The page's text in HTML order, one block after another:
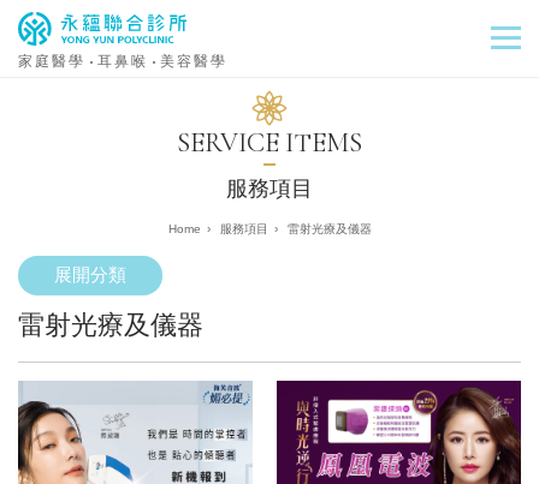
家庭醫學 耳鼻喉 美容醫學
SERVICE ITEMS
服務項目
› 服務項目 › 雷射光療及儀器
展開分類
雷射光療及儀器